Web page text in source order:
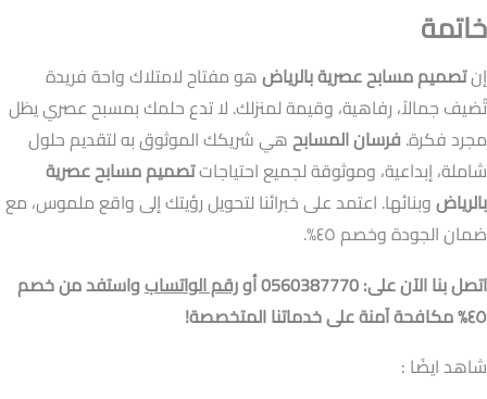
خاتمة
إنتصميم مسابح عصرية بالرياضهو مفتاح لامتلاك واحة فريدة
تُضيف جمالاً، رفاهية، وقيمة لمنزلك. لا تدع حلمك بمسبح عصري يظل
مجرد فكرة.فرسان المسابحهي شريكك الموثوق به لتقديم حلول
شاملة، إبداعية، وموثوقة لجميع احتياجاتتصميم مسابح عصرية
بالرياضوبنائها. اعتمد على خبرائنا لتحويل رؤيتك إلى واقع ملموس، مع
ضمان الجودة وخصم ٤٥%.
اتصل بنا الآن على: 0560387770 أو
رقم الواتسابواستفد من خصم
٤٥% مكافحة آمنة على خدماتنا المتخصصة!
شاهد ايضًا :